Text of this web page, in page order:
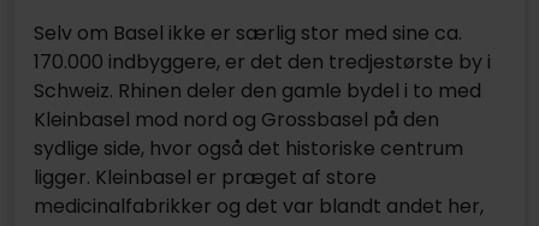
Selv om Basel ikke er særlig stor med sine ca.
170.000 indbyggere, er det den tredjestørste by i
Schweiz. Rhinen deler den gamle bydel i to med
Kleinbasel mod nord og Grossbasel på den
sydlige side, hvor også det historiske centrum
ligger. Kleinbasel er præget af store
medicinalfabrikker og det var blandt andet her,